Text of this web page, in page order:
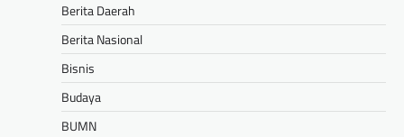
Berita Daerah
Berita Nasional
Bisnis
Budaya
BUMN